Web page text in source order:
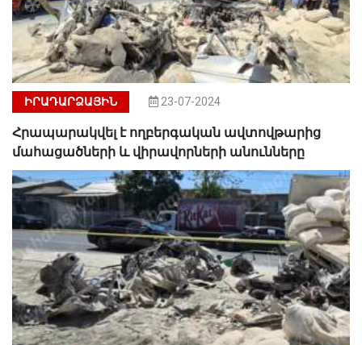
ԻՐԱԴԱՐՁԱՅԻՆ 23-07-2024
Հրապարակվել է ողբերգական ավտովթարից
մահացածների և վիրավորների անունները